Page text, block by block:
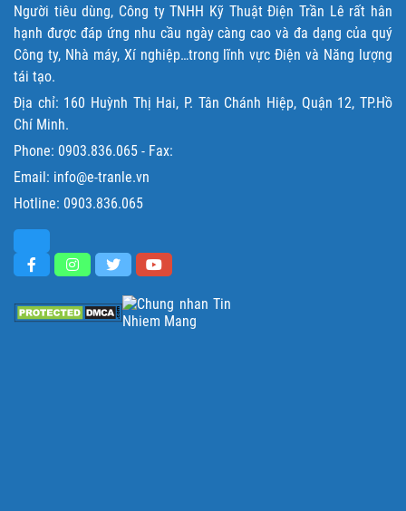
Người tiêu dùng, Công ty TNHH Kỹ Thuật Điện Trần Lê rất hân
hạnh được đáp ứng nhu cầu ngày càng cao và đa dạng của quý
Công ty, Nhà máy, Xí nghiệp…trong lĩnh vực Điện và Năng lượng
tái tạo.
Địa chỉ: 160 Huỳnh Thị Hai, P. Tân Chánh Hiệp, Quận 12, TP.Hồ
Chí Minh.
Phone: 0903.836.065 - Fax:
Email: info@e-tranle.vn
Hotline: 0903.836.065